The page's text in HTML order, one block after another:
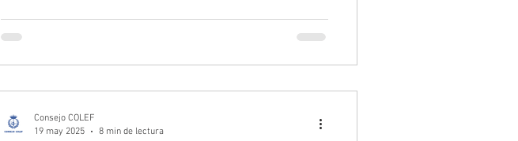
políticas de salud pública basadas en evidencia y por las
Consejo COLEF
19 may 2025
8 min de lectura